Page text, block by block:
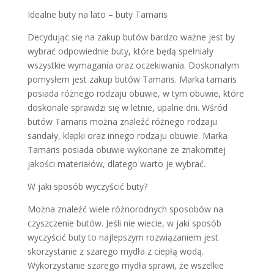
Idealne buty na lato – buty Tamaris
Decydując się na zakup butów bardzo ważne jest by
wybrać odpowiednie buty, które będą spełniały
wszystkie wymagania oraz oczekiwania. Doskonałym
pomysłem jest zakup butów Tamaris. Marka tamaris
posiada różnego rodzaju obuwie, w tym obuwie, które
doskonale sprawdzi się w letnie, upalne dni. Wśród
butów Tamaris można znaleźć różnego rodzaju
sandały, klapki oraz innego rodzaju obuwie. Marka
Tamaris posiada obuwie wykonane ze znakomitej
jakości materiałów, dlatego warto je wybrać.
W jaki sposób wyczyścić buty?
Można znaleźć wiele różnorodnych sposobów na
czyszczenie butów. Jeśli nie wiecie, w jaki sposób
wyczyścić buty to najlepszym rozwiązaniem jest
skorzystanie z szarego mydła z ciepłą wodą.
Wykorzystanie szarego mydła sprawi, że wszelkie